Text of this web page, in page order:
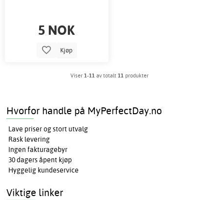
5 NOK
Kjøp
Viser 1-11 av totalt 11 produkter
Hvorfor handle på MyPerfectDay.no
Lave priser og stort utvalg
Rask levering
Ingen fakturagebyr
30 dagers åpent kjøp
Hyggelig kundeservice
Viktige linker